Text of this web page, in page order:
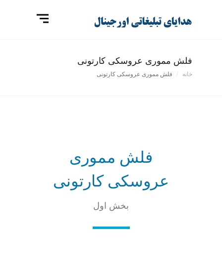
فلش مموری عروسکی کارتونی
خانه فلش مموری عروسکی کارتونی
فلش مموری
عروسکی کارتونی
بخش اول